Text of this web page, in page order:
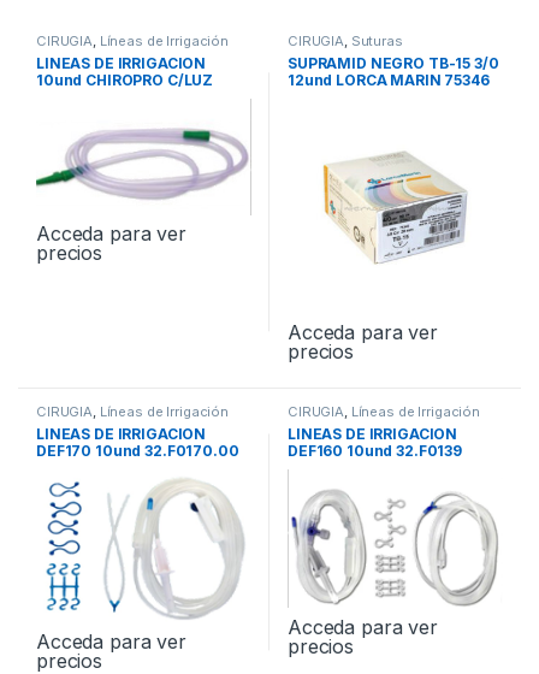
CIRUGIA Líneas de Irrigación
LINEAS DE IRRIGACION
10und CHIROPRO C/LUZ
Acceda para ver
precios
CIRUGIA Suturas
SUPRAMID NEGRO TB-15 3/0
12und LORCA MARIN 75346
Acceda para ver
precios
CIRUGIA, Líneas de Irrigación
LINEAS DE IRRIGACION
DEF170 10und 32.F0170.00
Acceda para ver
precios
CIRUGIA, Líneas de Irrigación
LINEAS DE IRRIGACION
DEF160 10und 32.F0139
Acceda para ver
precios